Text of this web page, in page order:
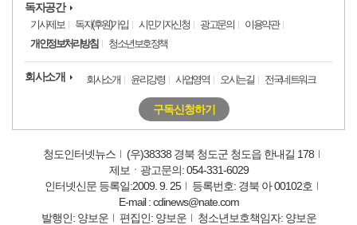
독자공간
기사제보 독자(후원)가입 시민기자신청 광고문의
이용약관
개인정보처리방침
청소년보호정책
회사소개 회사소개 윤리강령 사업영역 오시는길 전국네트워크
구독신청하기
청도인터넷뉴스
(우)38338 경북 청도군 청도읍 한내길 178
제보ㆍ광고문의: 054-331-6029
인터넷신문 등록일:2009. 9. 25
등록번호: 경북 아 00102호
E-mail : cdinews@nate.com
발행인: 양보운
편집인: 양보운 청소년보호책임자: 양보운